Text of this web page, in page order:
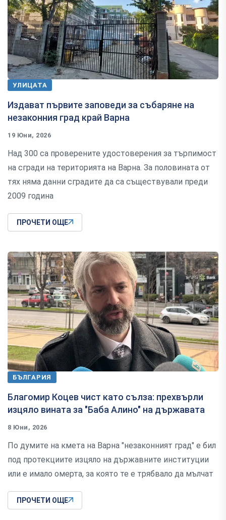
УЛИЦАТА
Издават първите заповеди за събаряне на
незаконния град край Варна
19 Юни, 2026
Над 300 са проверените удостоверения за търпимост
на сгради на територията на Варна. За половината от
тях няма данни сградите да са съществували преди
2009 година
ПРОЧЕТИ ОЩЕ
БЪЛГАРИЯ
Благомир Коцев чист като сълза: прехвърли
изцяло вината за "Баба Алино" на държавата
8 Юни, 2026
По думите на кмета на Варна "незаконният град" е бил
под протекциите изцяло на държавните институции
или е имало омерта, за която те е трябвало да мълчат
ПРОЧЕТИ ОЩЕ